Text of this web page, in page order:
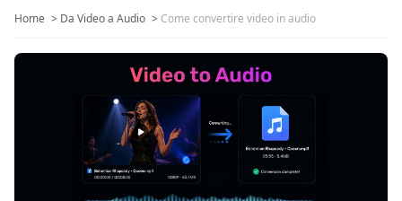
Home > Da Video a Audio > Come convertire video in audio